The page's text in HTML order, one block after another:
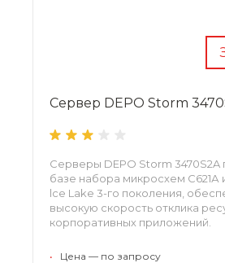
Сервер DEPO Storm
Серверы DEPO Storm 3470S2A
базе на­бора микросхем С621А
lce Lаkе 3-го поколения,
высокую скорость отклика
корпоративных приложений.
• Цена — по запросу